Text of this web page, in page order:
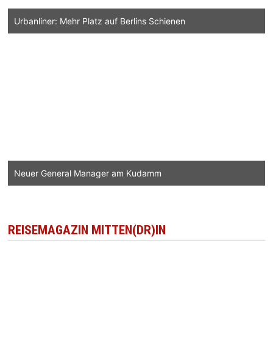
Urbanliner: Mehr Platz auf Berlins Schienen
Neuer General Manager am Kudamm
REISEMAGAZIN MITTEN(DR)IN